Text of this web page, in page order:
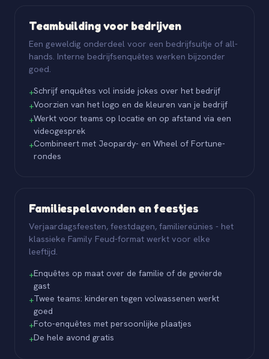
Teambuilding voor bedrijven
Een geweldig onderdeel voor een bedrijfsuitje of all-
hands. Interne bedrijfsenquêtes werken bijzonder
goed.
+Schrijf enquêtes vol inside jokes over het bedrijf
+Voorzien van het logo en de kleuren van je bedrijf
+Werkt voor teams op locatie en op afstand via een
videogesprek
+Combineert met Jeopardy- en Wheel of Fortune-
rondes
Familiespelavonden en feestjes
Verjaardagsfeesten, feestdagen, familiereünies - het
klassieke Family Feud-format werkt voor elke
leeftijd.
+Enquêtes op maat over de familie of de gevierde
gast
+Twee teams: kinderen tegen volwassenen werkt
goed
+Foto-enquêtes met persoonlijke plaatjes
+De hele avond gratis